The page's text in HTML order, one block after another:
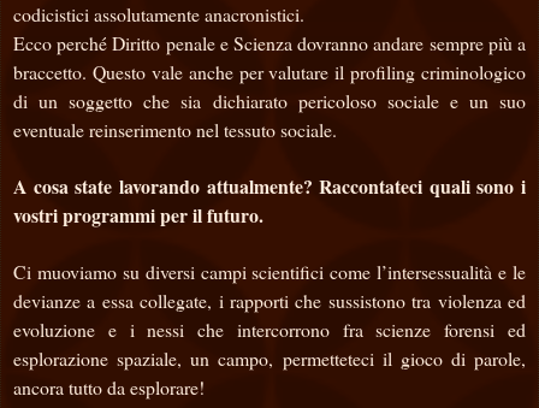
codicistici assolutamente anacronistici.
Ecco perché Diritto penale e Scienza dovranno andare sempre più a
braccetto. Questo vale anche per valutare il profiling criminologico
di un soggetto che sia dichiarato pericoloso sociale e un suo
eventuale reinserimento nel tessuto sociale.
A cosa state lavorando attualmente? Raccontateci quali sono i
vostri programmi per il futuro.
Ci muoviamo su diversi campi scientifici come l’intersessualità e le
devianze a essa collegate, i rapporti che sussistono tra violenza ed
evoluzione e i nessi che intercorrono fra scienze forensi ed
esplorazione spaziale, un campo, permetteteci il gioco di parole,
ancora tutto da esplorare!